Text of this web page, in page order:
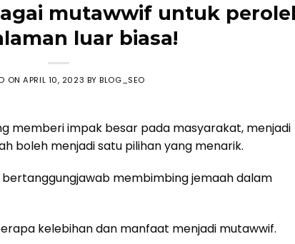
mutawwif untuk
luar biasa!
ONAPRIL 10, 2023 BYBLOG_SEO
memberi impak besar pada masyarakat, menjadi
boleh menjadi satu pilihan yang menarik.
membimbing jemaah dalam
kelebihan dan manfaat menjadi mutawwif.